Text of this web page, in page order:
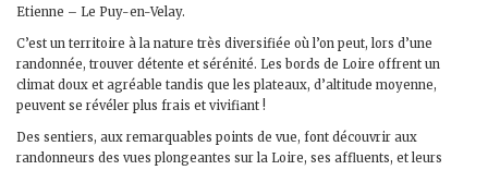
Etienne – Le Puy-en-Velay.
C’est un territoire à la nature très diversifiée où l’on peut, lors d’une
randonnée, trouver détente et sérénité. Les bords de Loire offrent un
climat doux et agréable tandis que les plateaux, d’altitude moyenne,
peuvent se révéler plus frais et vivifiant !
Des sentiers, aux remarquables points de vue, font découvrir aux
randonneurs des vues plongeantes sur la Loire, ses affluents, et leurs